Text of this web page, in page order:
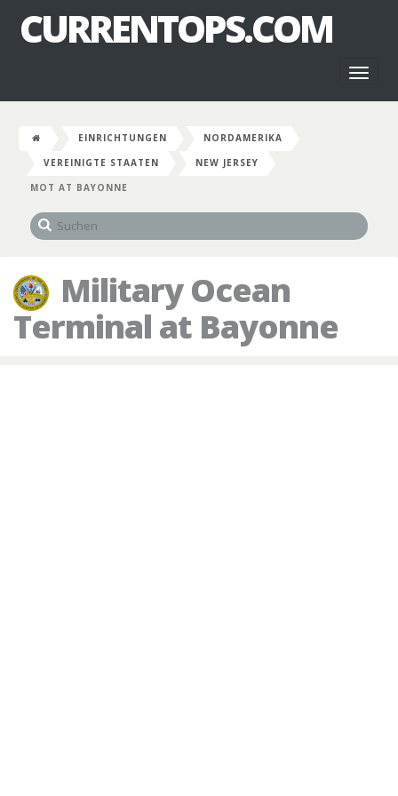
CURRENTOPS.COM
EINRICHTUNGEN
NORDAMERIKA
VEREINIGTE STAATEN
NEW JERSEY
MOT AT BAYONNE
Military Ocean
Terminal at Bayonne